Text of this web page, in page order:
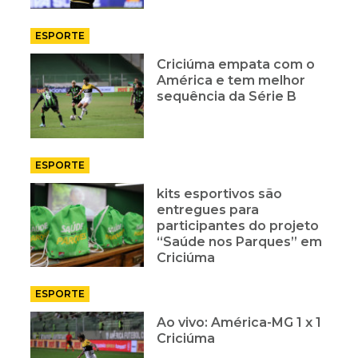
ESPORTE
Criciúma empata com o
América e tem melhor
sequência da Série B
ESPORTE
kits esportivos são
entregues para
participantes do projeto
“Saúde nos Parques” em
Criciúma
ESPORTE
Ao vivo: América-MG 1 x 1
Criciúma